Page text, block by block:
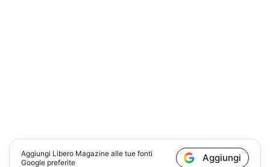
Aggiungi Libero Magazine alle tue fonti
Google preferite
Aggiungi